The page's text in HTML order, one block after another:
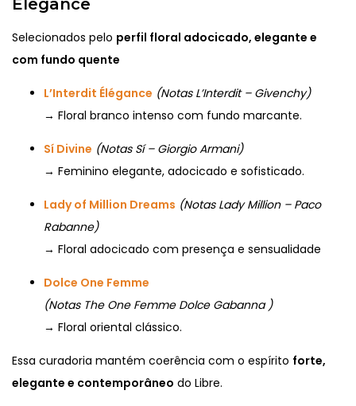
Elegance
Selecionados pelo perfil floral adocicado, elegante e
com fundo quente
L’Interdit Élégance (Notas L’Interdit – Givenchy)
→ Floral branco intenso com fundo marcante.
Sí Divine (Notas Sí – Giorgio Armani)
→ Feminino elegante, adocicado e sofisticado.
Lady of Million Dreams (Notas Lady Million – Paco
Rabanne)
→ Floral adocicado com presença e sensualidade
Dolce One Femme
(Notas The One Femme Dolce Gabanna )
→ Floral oriental clássico.
Essa curadoria mantém coerência com o espírito forte,
elegante e contemporâneo do Libre.